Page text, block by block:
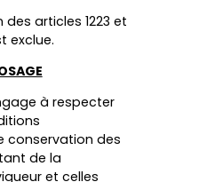
articles 1223 et
exclue.
à respecter
conservation des
de la
et celles